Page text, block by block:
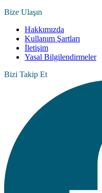
Bize Ulaşın
Hakkımızda
Kullanım Şartları
İletişim
Yasal Bilgilendirmeler
Bizi Takip Et